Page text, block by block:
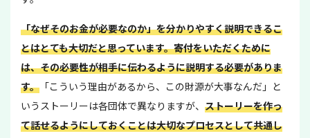
「なぜそのお金が必要なのか」を分かりやすく説明できるこ
とはとても大切だと思っています。寄付をいただくために
は、その必要性が相手に伝わるように説明する必要がありま
す。 「こういう理由があるから、この財源が大事なんだ」と
いうストーリーは各団体で異なりますが、 ストーリーを作っ
て話せるようにしておくことは大切なプロセスとして共通し